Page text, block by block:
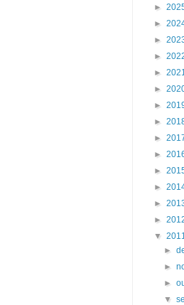
►
►
►
►
►
►
►
►
►
►
►
►
►
►
▼
►
►
►
▼